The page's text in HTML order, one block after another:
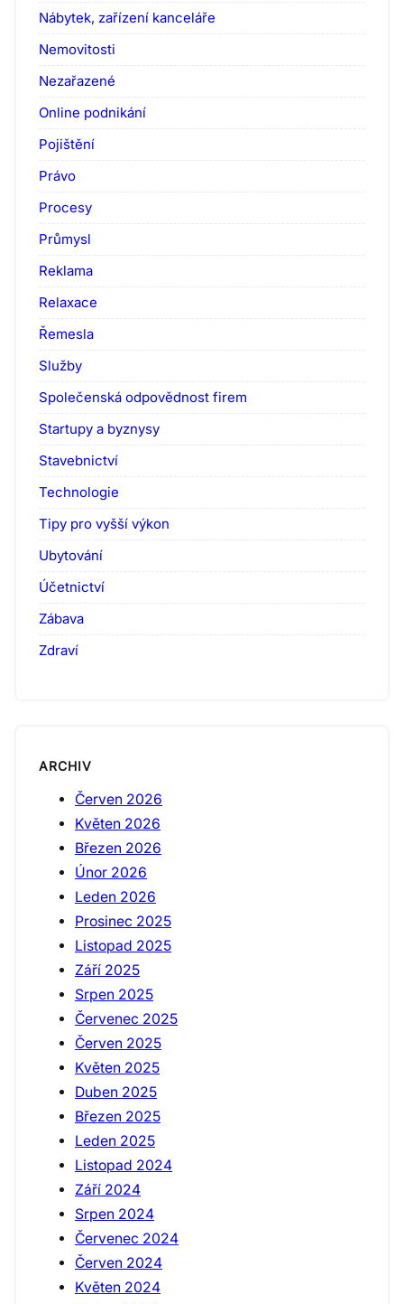
Nábytek, zařízení kanceláře
Nemovitosti
Nezařazené
Online podnikání
Pojištění
Právo
Procesy
Průmysl
Reklama
Relaxace
Řemesla
Služby
Společenská odpovědnost firem
Startupy a byznysy
Stavebnictví
Technologie
Tipy pro vyšší výkon
Ubytování
Účetnictví
Zábava
Zdraví
ARCHIV
Červen 2026
Květen 2026
Březen 2026
Únor 2026
Leden 2026
Prosinec 2025
Listopad 2025
Září 2025
Srpen 2025
Červenec 2025
Červen 2025
Květen 2025
Duben 2025
Březen 2025
Leden 2025
Listopad 2024
Září 2024
Srpen 2024
Červenec 2024
Červen 2024
Květen 2024